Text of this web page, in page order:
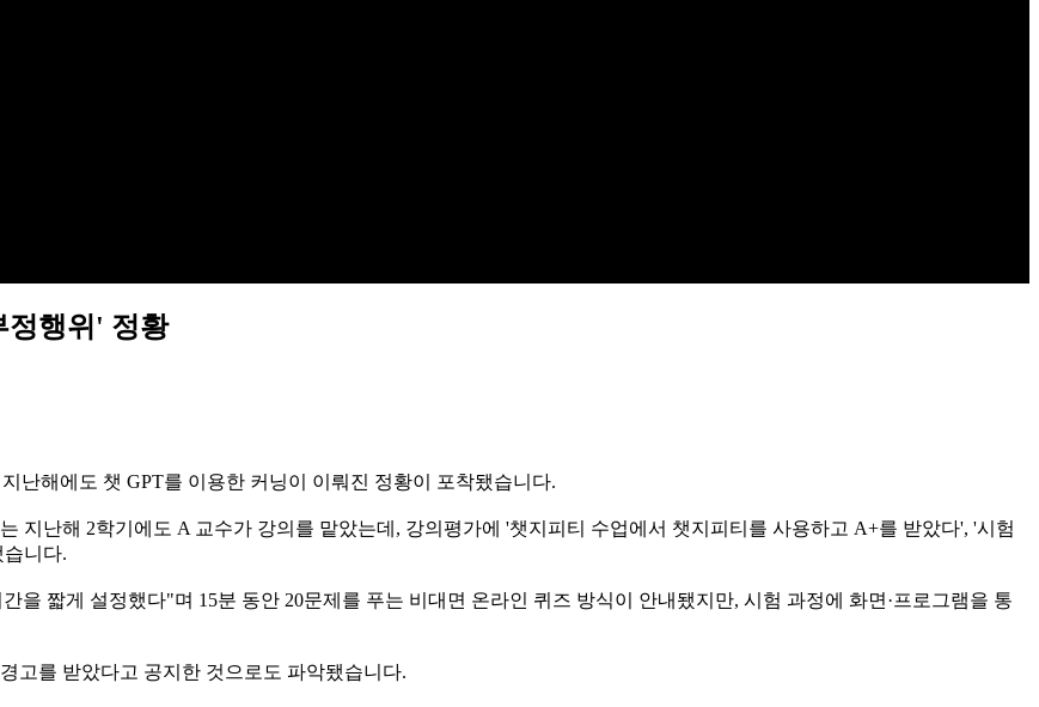
정행위' 정황
난해에도 챗 GPT를 이용한 커닝이 이뤄진 정황이 포착됐습니다.
지난해 2학기에도 A 교수가 강의를 맡았는데, 강의평가에 '챗지피티 수업에서 챗지피티를 사용하고 A+를 받았다', '시험
니다.
을 짧게 설정했다"며 15분 동안 20문제를 푸는 비대면 온라인 퀴즈 방식이 안내됐지만, 시험 과정에 화면·프로그램을 통
고를 받았다고 공지한 것으로도 파악됐습니다.